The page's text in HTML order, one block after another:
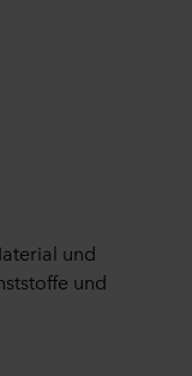
und
und